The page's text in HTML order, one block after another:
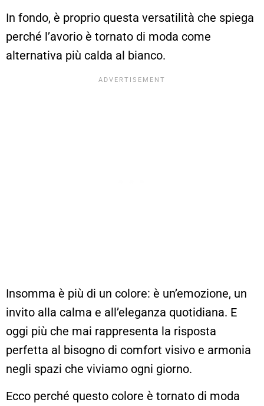
In fondo, è proprio questa versatilità che spiega
perché l’avorio è tornato di moda come
alternativa più calda al bianco.
Insomma è più di un colore: è un’emozione, un
invito alla calma e all’eleganza quotidiana. E
oggi più che mai rappresenta la risposta
perfetta al bisogno di comfort visivo e armonia
negli spazi che viviamo ogni giorno.
Ecco perché questo colore è tornato di moda